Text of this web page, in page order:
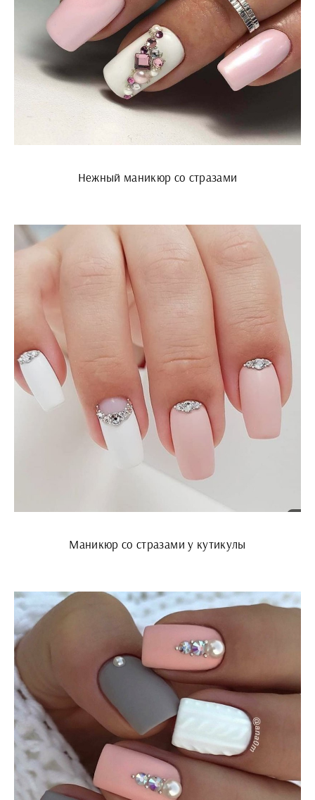
Нежный маникюр со стразами
Маникюр со стразами у кутикулы